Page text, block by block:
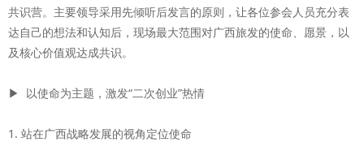
共识营。主要领导采用先倾听后发言的原则，让各位参会人员充分表
达自己的想法和认知后，现场最大范围对广西旅发的使命、愿景，以
及核心价值观达成共识。
▶ 以使命为主题，激发“二次创业”热情
1. 站在广西战略发展的视角定位使命